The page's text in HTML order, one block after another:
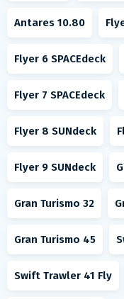
Antares 10.80
Flyer 6 SPACEdeck
Flyer 7 SPACEdeck
Flyer 8 SUNdeck
Flyer 9 SUNdeck
Gran Turismo 32
Gran Turismo 45
Swift Trawler 41 Fly